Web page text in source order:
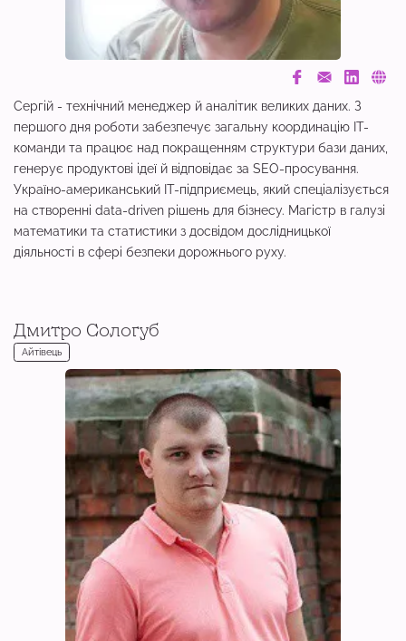
Сергій - технічний менеджер й аналітик великих даних. З
першого дня роботи забезпечує загальну координацію IT-
команди та працює над покращенням структури бази даних,
генерує продуктові ідеї й відповідає за SEO-просування.
Україно-американський IT-підприємець, який спеціалізується
на створенні data-driven рішень для бізнесу. Магістр в галузі
математики та статистики з досвідом дослідницької
діяльності в сфері безпеки дорожнього руху.
Дмитро Сологуб
Айтівець